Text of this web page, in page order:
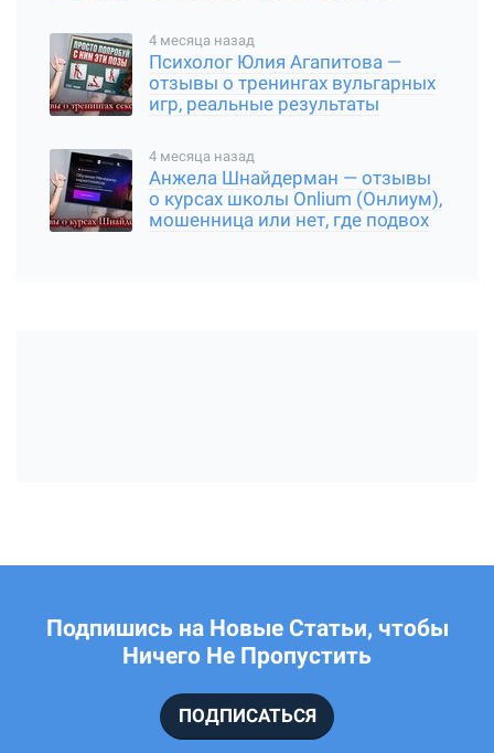
4 месяца назад
Психолог Юлия Агапитова —
отзывы о тренингах вульгарных
игр, реальные результаты
4 месяца назад
Анжела Шнайдерман — отзывы
о курсах школы Onlium (Онлиум),
мошенница или нет, где подвох
Подпишись на Новые Статьи, чтобы
Ничего Не Пропустить
ПОДПИСАТЬСЯ